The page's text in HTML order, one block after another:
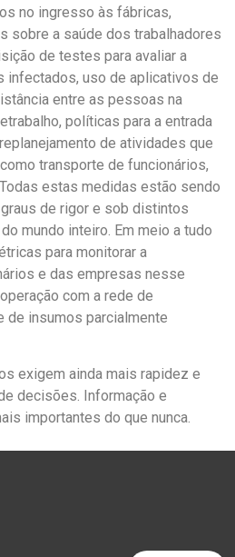
no ingresso às fábricas,
sobre a saúde dos trabalhadores
de testes para avaliar a
infectados, uso de aplicativos de
entre as pessoas na
políticas para a entrada
de atividades que
transporte de funcionários,
estas medidas estão sendo
de rigor e sob distintos
mundo inteiro. Em meio a tudo
para monitorar a
e das empresas nesse
com a rede de
de insumos parcialmente
exigem ainda mais rapidez e
decisões. Informação e
importantes do que nunca.